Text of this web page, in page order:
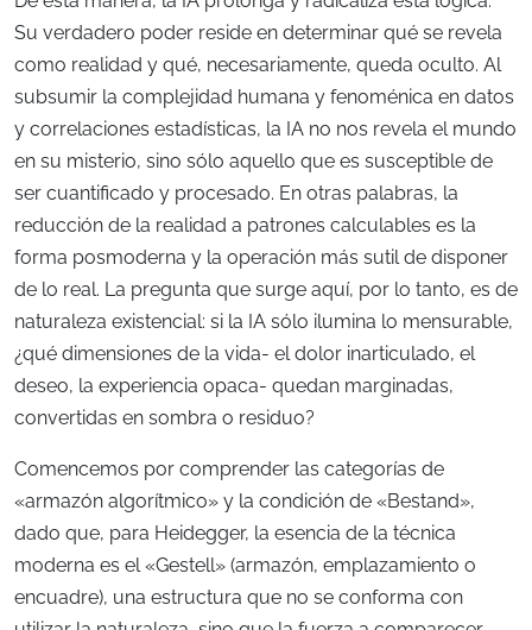
Su verdadero poder reside en determinar qué se revela
como realidad y qué, necesariamente, queda oculto. Al
subsumir la complejidad humana y fenoménica en datos
y correlaciones estadísticas, la IA no nos revela el mundo
en su misterio, sino sólo aquello que es susceptible de
ser cuantificado y procesado. En otras palabras, la
reducción de la realidad a patrones calculables es la
forma posmoderna y la operación más sutil de disponer
de lo real. La pregunta que surge aquí, por lo tanto, es de
naturaleza existencial: si la IA sólo ilumina lo mensurable,
¿qué dimensiones de la vida- el dolor inarticulado, el
deseo, la experiencia opaca- quedan marginadas,
convertidas en sombra o residuo?
Comencemos por comprender las categorías de
«armazón algorítmico» y la condición de «Bestand»,
dado que, para Heidegger, la esencia de la técnica
moderna es el «Gestell» (armazón, emplazamiento o
encuadre), una estructura que no se conforma con